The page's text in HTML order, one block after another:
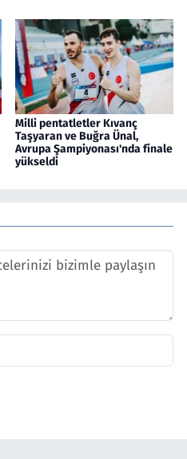
Milli pentatletler Kıvanç
Taşyaran ve Buğra Ünal,
Avrupa Şampiyonası'nda finale
yükseldi